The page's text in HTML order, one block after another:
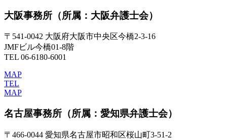
大阪事務所 （所属：大阪弁護士会）
〒541-0042 大阪府大阪市中央区今橋2-3-16
JMFビル今橋01-8階
TEL 06-6180-6001
MAP
TEL
MAP
名古屋事務所 （所属：愛知県弁護士会）
〒466-0044 愛知県名古屋市昭和区桜山町3-51-2